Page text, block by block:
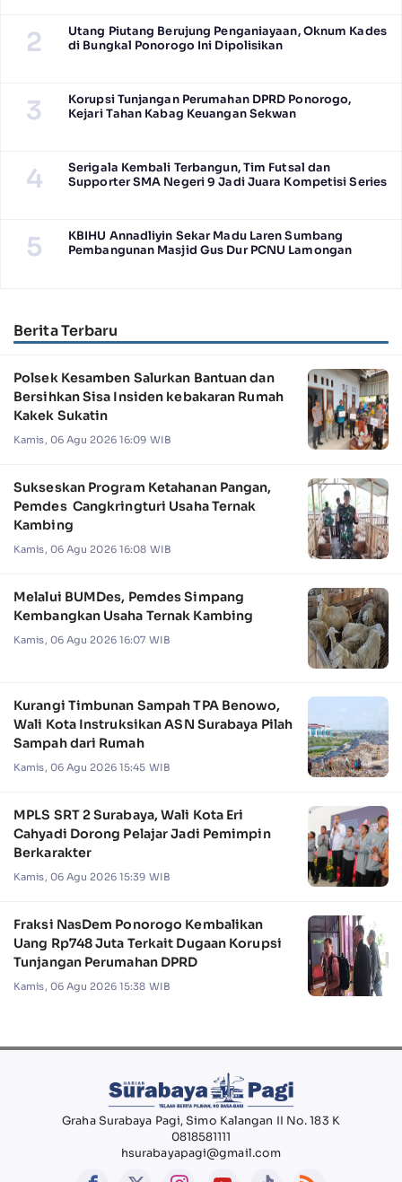
2
Utang Piutang Berujung Penganiayaan, Oknum Kades
di Bungkal Ponorogo Ini Dipolisikan
3
Korupsi Tunjangan Perumahan DPRD Ponorogo,
Kejari Tahan Kabag Keuangan Sekwan
4
Serigala Kembali Terbangun, Tim Futsal dan
Supporter SMA Negeri 9 Jadi Juara Kompetisi Series
5
KBIHU Annadliyin Sekar Madu Laren Sumbang
Pembangunan Masjid Gus Dur PCNU Lamongan
Berita Terbaru
Polsek Kesamben Salurkan Bantuan dan
Bersihkan Sisa Insiden kebakaran Rumah
Kakek Sukatin
Kamis, 06 Agu 2026 16:09 WIB
Sukseskan Program Ketahanan Pangan,
Pemdes Cangkringturi Usaha Ternak
Kambing
Kamis, 06 Agu 2026 16:08 WIB
Melalui BUMDes, Pemdes Simpang
Kembangkan Usaha Ternak Kambing
Kamis, 06 Agu 2026 16:07 WIB
Kurangi Timbunan Sampah TPA Benowo,
Wali Kota Instruksikan ASN Surabaya Pilah
Sampah dari Rumah
Kamis, 06 Agu 2026 15:45 WIB
MPLS SRT 2 Surabaya, Wali Kota Eri
Cahyadi Dorong Pelajar Jadi Pemimpin
Berkarakter
Kamis, 06 Agu 2026 15:39 WIB
Fraksi NasDem Ponorogo Kembalikan
Uang Rp748 Juta Terkait Dugaan Korupsi
Tunjangan Perumahan DPRD
Kamis, 06 Agu 2026 15:38 WIB
Graha Surabaya Pagi, Simo Kalangan II No. 183 K
0818581111
hsurabayapagi@gmail.com